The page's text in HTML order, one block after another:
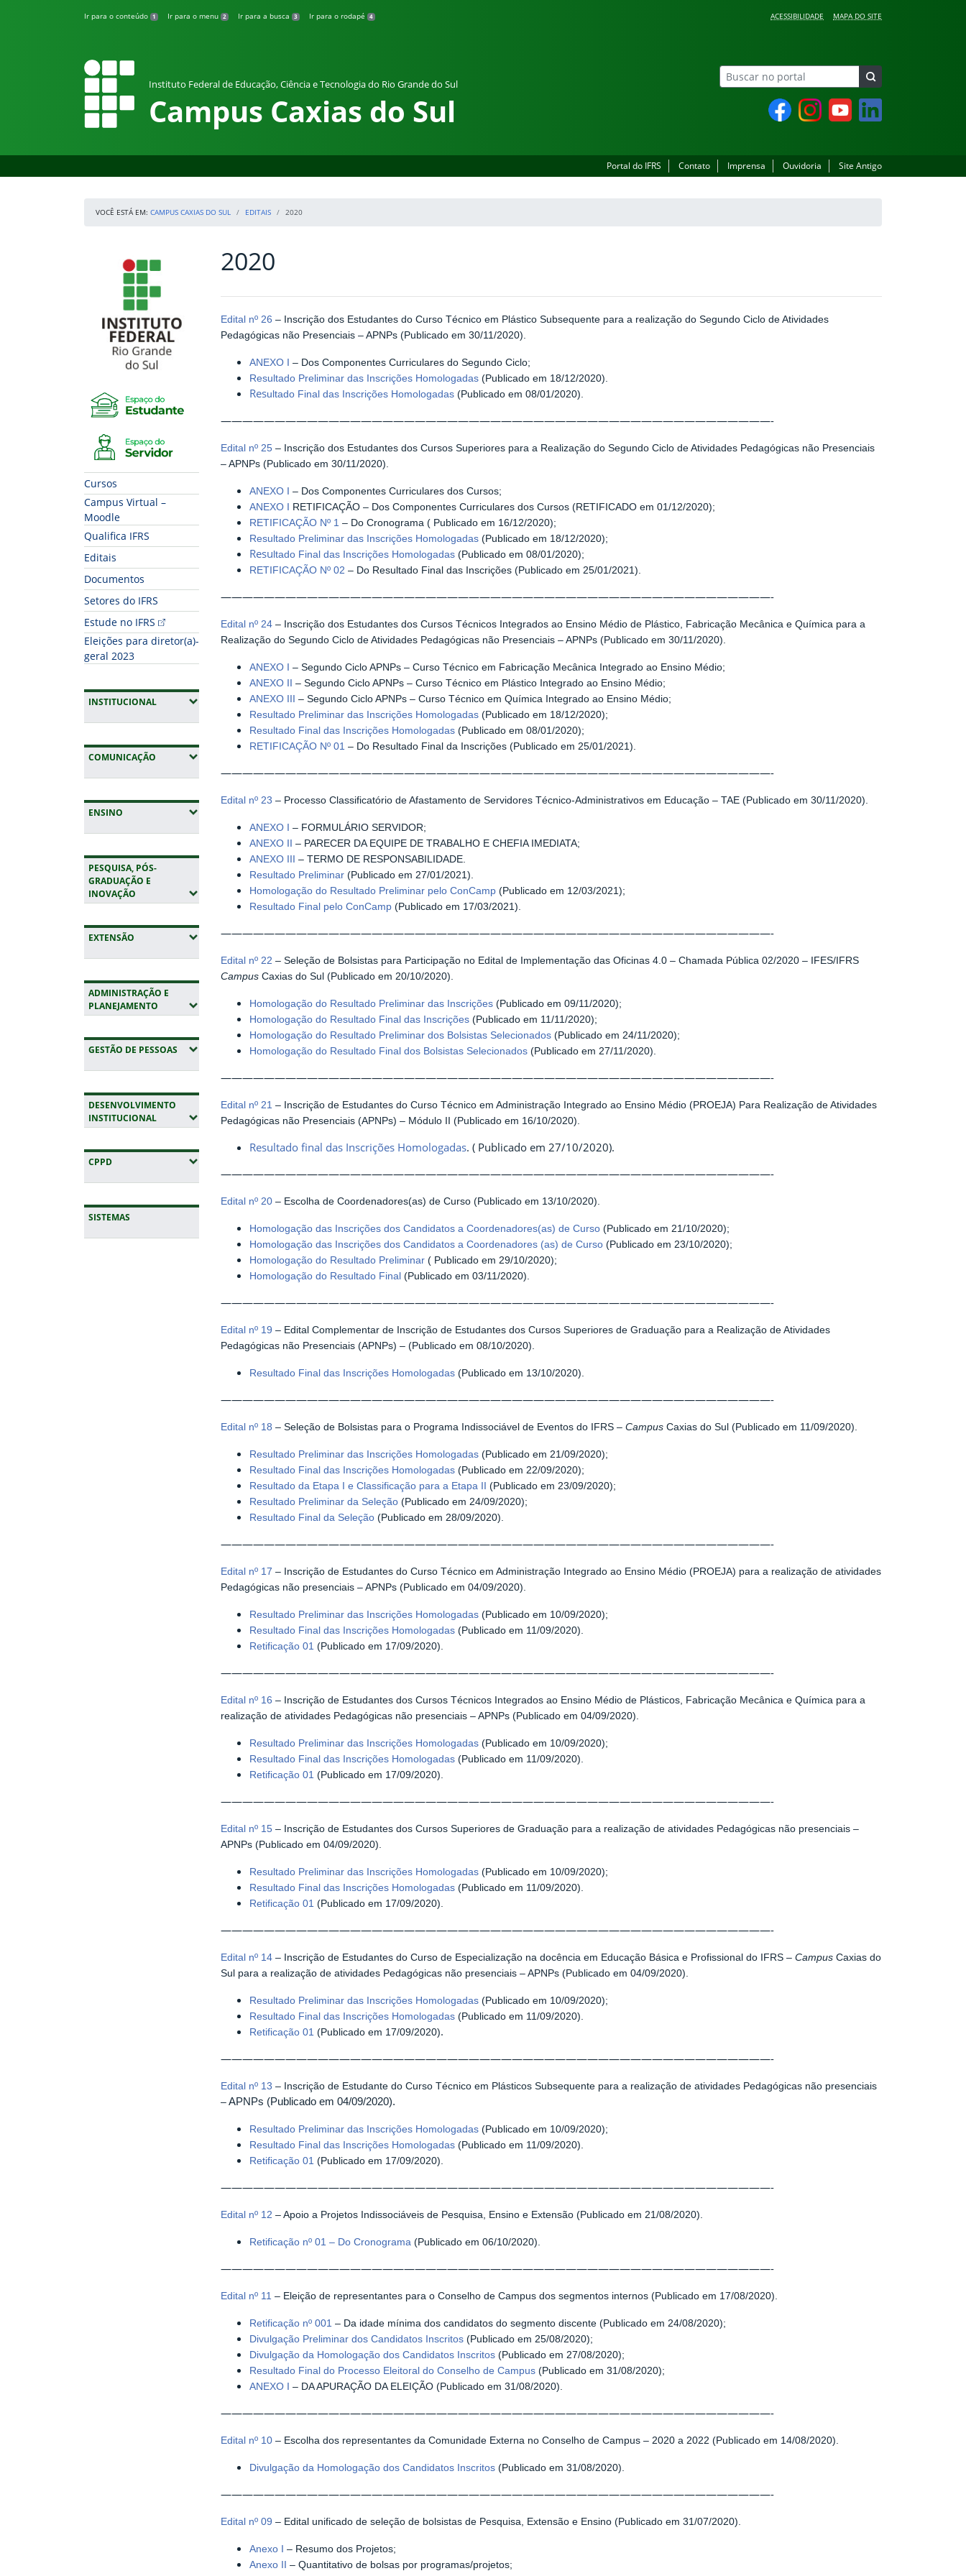
Ir para o conteúdo 1 Ir para o menu 2 Ir para a busca 3 Ir para o rodapé 4 ACESSIBILIDADE MAPA DO SITE
Instituto Federal de Educação, Ciência e Tecnologia do Rio Grande do Sul
Campus Caxias do Sul FacebookInstagramYouTube LinkedIn
Portal do IFRS Contato Imprensa Ouvidoria Site Antigo
VOCÊ ESTÁ EM: CAMPUS CAXIAS DO SUL EDITAIS 2020
Início da navegação
Espaço do Estudante
Espaço do Servidor
Cursos
Campus Virtual –
Moodle
Qualifica IFRS
Editais
Documentos
Setores do IFRS
Estude no IFRS
Eleições para diretor(a)-
geral 2023
INSTITUCIONAL(EXPANDIR SUBMENUS)
COMUNICAÇÃO (EXPANDIR SUBMENUS)
ENSINO (EXPANDIR SUBMENUS)
PESQUISA, PÓS-
GRADUAÇÃO E
INOVAÇÃO (EXPANDIR SUBMENUS)
EXTENSÃO (EXPANDIR SUBMENUS)
ADMINISTRAÇÃO E
PLANEJAMENTO (EXPANDIR SUBMENUS)
GESTÃO DE PESSOAS (EXPANDIR SUBMENUS)
DESENVOLVIMENTO
INSTITUCIONAL(EXPANDIR SUBMENUS)
CPPD(EXPANDIR SUBMENUS)
SISTEMAS
Início do conteúdo
2020
Edital nº 26 – Inscrição dos Estudantes do Curso Técnico em Plástico Subsequente para a realização do Segundo Ciclo de Atividades
Pedagógicas não Presenciais – APNPs (Publicado em 30/11/2020).
ANEXO I – Dos Componentes Curriculares do Segundo Ciclo;
Resultado Preliminar das Inscrições Homologadas (Publicado em 18/12/2020).
Resultado Final das Inscrições Homologadas (Publicado em 08/01/2020).
———————————————————————————————————————————————————-
Edital nº 25 – Inscrição dos Estudantes dos Cursos Superiores para a Realização do Segundo Ciclo de Atividades Pedagógicas não Presenciais
– APNPs (Publicado em 30/11/2020).
ANEXO I – Dos Componentes Curriculares dos Cursos;
ANEXO I RETIFICAÇÃO – Dos Componentes Curriculares dos Cursos (RETIFICADO em 01/12/2020);
RETIFICAÇÃO Nº 1 – Do Cronograma ( Publicado em 16/12/2020);
Resultado Preliminar das Inscrições Homologadas (Publicado em 18/12/2020);
Resultado Final das Inscrições Homologadas (Publicado em 08/01/2020);
RETIFICAÇÃO Nº 02 – Do Resultado Final das Inscrições (Publicado em 25/01/2021).
———————————————————————————————————————————————————-
Edital nº 24 – Inscrição dos Estudantes dos Cursos Técnicos Integrados ao Ensino Médio de Plástico, Fabricação Mecânica e Química para a
Realização do Segundo Ciclo de Atividades Pedagógicas não Presenciais – APNPs (Publicado em 30/11/2020).
ANEXO I – Segundo Ciclo APNPs – Curso Técnico em Fabricação Mecânica Integrado ao Ensino Médio;
ANEXO II – Segundo Ciclo APNPs – Curso Técnico em Plástico Integrado ao Ensino Médio;
ANEXO III – Segundo Ciclo APNPs – Curso Técnico em Química Integrado ao Ensino Médio;
Resultado Preliminar das Inscrições Homologadas (Publicado em 18/12/2020);
Resultado Final das Inscrições Homologadas (Publicado em 08/01/2020);
RETIFICAÇÃO Nº 01 – Do Resultado Final da Inscrições (Publicado em 25/01/2021).
———————————————————————————————————————————————————-
Edital nº 23 – Processo Classificatório de Afastamento de Servidores Técnico-Administrativos em Educação – TAE (Publicado em 30/11/2020).
ANEXO I – FORMULÁRIO SERVIDOR;
ANEXO II – PARECER DA EQUIPE DE TRABALHO E CHEFIA IMEDIATA;
ANEXO III – TERMO DE RESPONSABILIDADE.
Resultado Preliminar (Publicado em 27/01/2021).
Homologação do Resultado Preliminar pelo ConCamp (Publicado em 12/03/2021);
Resultado Final pelo ConCamp (Publicado em 17/03/2021).
———————————————————————————————————————————————————-
Edital nº 22 – Seleção de Bolsistas para Participação no Edital de Implementação das Oficinas 4.0 – Chamada Pública 02/2020 – IFES/IFRS
Campus Caxias do Sul (Publicado em 20/10/2020).
Homologação do Resultado Preliminar das Inscrições (Publicado em 09/11/2020);
Homologação do Resultado Final das Inscrições (Publicado em 11/11/2020);
Homologação do Resultado Preliminar dos Bolsistas Selecionados (Publicado em 24/11/2020);
Homologação do Resultado Final dos Bolsistas Selecionados (Publicado em 27/11/2020).
———————————————————————————————————————————————————-
Edital nº 21 – Inscrição de Estudantes do Curso Técnico em Administração Integrado ao Ensino Médio (PROEJA) Para Realização de Atividades
Pedagógicas não Presenciais (APNPs) – Módulo II (Publicado em 16/10/2020).
Resultado final das Inscrições Homologadas. ( Publicado em 27/10/2020).
———————————————————————————————————————————————————-
Edital nº 20 – Escolha de Coordenadores(as) de Curso (Publicado em 13/10/2020).
Homologação das Inscrições dos Candidatos a Coordenadores(as) de Curso (Publicado em 21/10/2020);
Homologação das Inscrições dos Candidatos a Coordenadores (as) de Curso (Publicado em 23/10/2020);
Homologação do Resultado Preliminar ( Publicado em 29/10/2020);
Homologação do Resultado Final (Publicado em 03/11/2020).
———————————————————————————————————————————————————-
Edital nº 19 – Edital Complementar de Inscrição de Estudantes dos Cursos Superiores de Graduação para a Realização de Atividades
Pedagógicas não Presenciais (APNPs) – (Publicado em 08/10/2020).
Resultado Final das Inscrições Homologadas (Publicado em 13/10/2020).
———————————————————————————————————————————————————-
Edital nº 18 – Seleção de Bolsistas para o Programa Indissociável de Eventos do IFRS – Campus Caxias do Sul (Publicado em 11/09/2020).
Resultado Preliminar das Inscrições Homologadas (Publicado em 21/09/2020);
Resultado Final das Inscrições Homologadas (Publicado em 22/09/2020);
Resultado da Etapa I e Classificação para a Etapa II (Publicado em 23/09/2020);
Resultado Preliminar da Seleção (Publicado em 24/09/2020);
Resultado Final da Seleção (Publicado em 28/09/2020).
———————————————————————————————————————————————————-
Edital nº 17 – Inscrição de Estudantes do Curso Técnico em Administração Integrado ao Ensino Médio (PROEJA) para a realização de atividades
Pedagógicas não presenciais – APNPs (Publicado em 04/09/2020).
Resultado Preliminar das Inscrições Homologadas (Publicado em 10/09/2020);
Resultado Final das Inscrições Homologadas (Publicado em 11/09/2020).
Retificação 01 (Publicado em 17/09/2020).
———————————————————————————————————————————————————-
Edital nº 16 – Inscrição de Estudantes dos Cursos Técnicos Integrados ao Ensino Médio de Plásticos, Fabricação Mecânica e Química para a
realização de atividades Pedagógicas não presenciais – APNPs (Publicado em 04/09/2020).
Resultado Preliminar das Inscrições Homologadas (Publicado em 10/09/2020);
Resultado Final das Inscrições Homologadas (Publicado em 11/09/2020).
Retificação 01 (Publicado em 17/09/2020).
———————————————————————————————————————————————————-
Edital nº 15 – Inscrição de Estudantes dos Cursos Superiores de Graduação para a realização de atividades Pedagógicas não presenciais –
APNPs (Publicado em 04/09/2020).
Resultado Preliminar das Inscrições Homologadas (Publicado em 10/09/2020);
Resultado Final das Inscrições Homologadas (Publicado em 11/09/2020).
Retificação 01 (Publicado em 17/09/2020).
———————————————————————————————————————————————————-
Edital nº 14 – Inscrição de Estudantes do Curso de Especialização na docência em Educação Básica e Profissional do IFRS – Campus Caxias do
Sul para a realização de atividades Pedagógicas não presenciais – APNPs (Publicado em 04/09/2020).
Resultado Preliminar das Inscrições Homologadas (Publicado em 10/09/2020);
Resultado Final das Inscrições Homologadas (Publicado em 11/09/2020).
Retificação 01 (Publicado em 17/09/2020).
———————————————————————————————————————————————————-
Edital nº 13 – Inscrição de Estudante do Curso Técnico em Plásticos Subsequente para a realização de atividades Pedagógicas não presenciais
–APNPs (Publicado em 04/09/2020).
Resultado Preliminar das Inscrições Homologadas (Publicado em 10/09/2020);
Resultado Final das Inscrições Homologadas (Publicado em 11/09/2020).
Retificação 01 (Publicado em 17/09/2020).
———————————————————————————————————————————————————-
Edital nº 12 – Apoio a Projetos Indissociáveis de Pesquisa, Ensino e Extensão (Publicado em 21/08/2020).
Retificação nº 01 – Do Cronograma (Publicado em 06/10/2020).
———————————————————————————————————————————————————-
Edital nº 11 – Eleição de representantes para o Conselho de Campus dos segmentos internos (Publicado em 17/08/2020).
Retificação nº 001 – Da idade mínima dos candidatos do segmento discente (Publicado em 24/08/2020);
Divulgação Preliminar dos Candidatos Inscritos (Publicado em 25/08/2020);
Divulgação da Homologação dos Candidatos Inscritos (Publicado em 27/08/2020);
Resultado Final do Processo Eleitoral do Conselho de Campus (Publicado em 31/08/2020);
ANEXO I – DA APURAÇÃO DA ELEIÇÃO (Publicado em 31/08/2020).
———————————————————————————————————————————————————-
Edital nº 10 – Escolha dos representantes da Comunidade Externa no Conselho de Campus – 2020 a 2022 (Publicado em 14/08/2020).
Divulgação da Homologação dos Candidatos Inscritos (Publicado em 31/08/2020).
———————————————————————————————————————————————————-
Edital nº 09 – Edital unificado de seleção de bolsistas de Pesquisa, Extensão e Ensino (Publicado em 31/07/2020).
Anexo I – Resumo dos Projetos;
Anexo II – Quantitativo de bolsas por programas/projetos;